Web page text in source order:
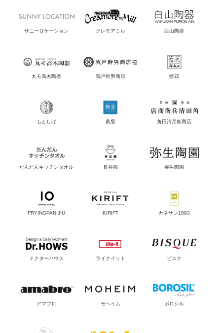
サニーロケーション クレモアミル 白山陶器
丸モ高木陶器 我戸幹男商店 藍花
もとしげ 眞窯 角田清兵衛商店
だんだんキッチンタオル 長谷園 弥生陶園
FRYINGPAN JIU KIRIFT カネサン1893
ドクターハウス ライクイット ビスク
アマブロ モヘイム ボロシル